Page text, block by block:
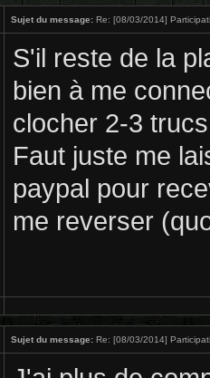
Sujet du message: Re: [08/03/2014]
S'il reste de la
bien à me
clocher 2-3
Faut juste me
paypal pour
me reverser
Sujet du message: Re: [08/03/2014]